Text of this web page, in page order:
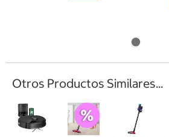
Otros Productos Similares...